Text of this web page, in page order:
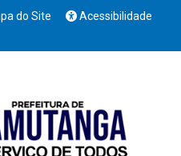
do Site
Acessibilidade